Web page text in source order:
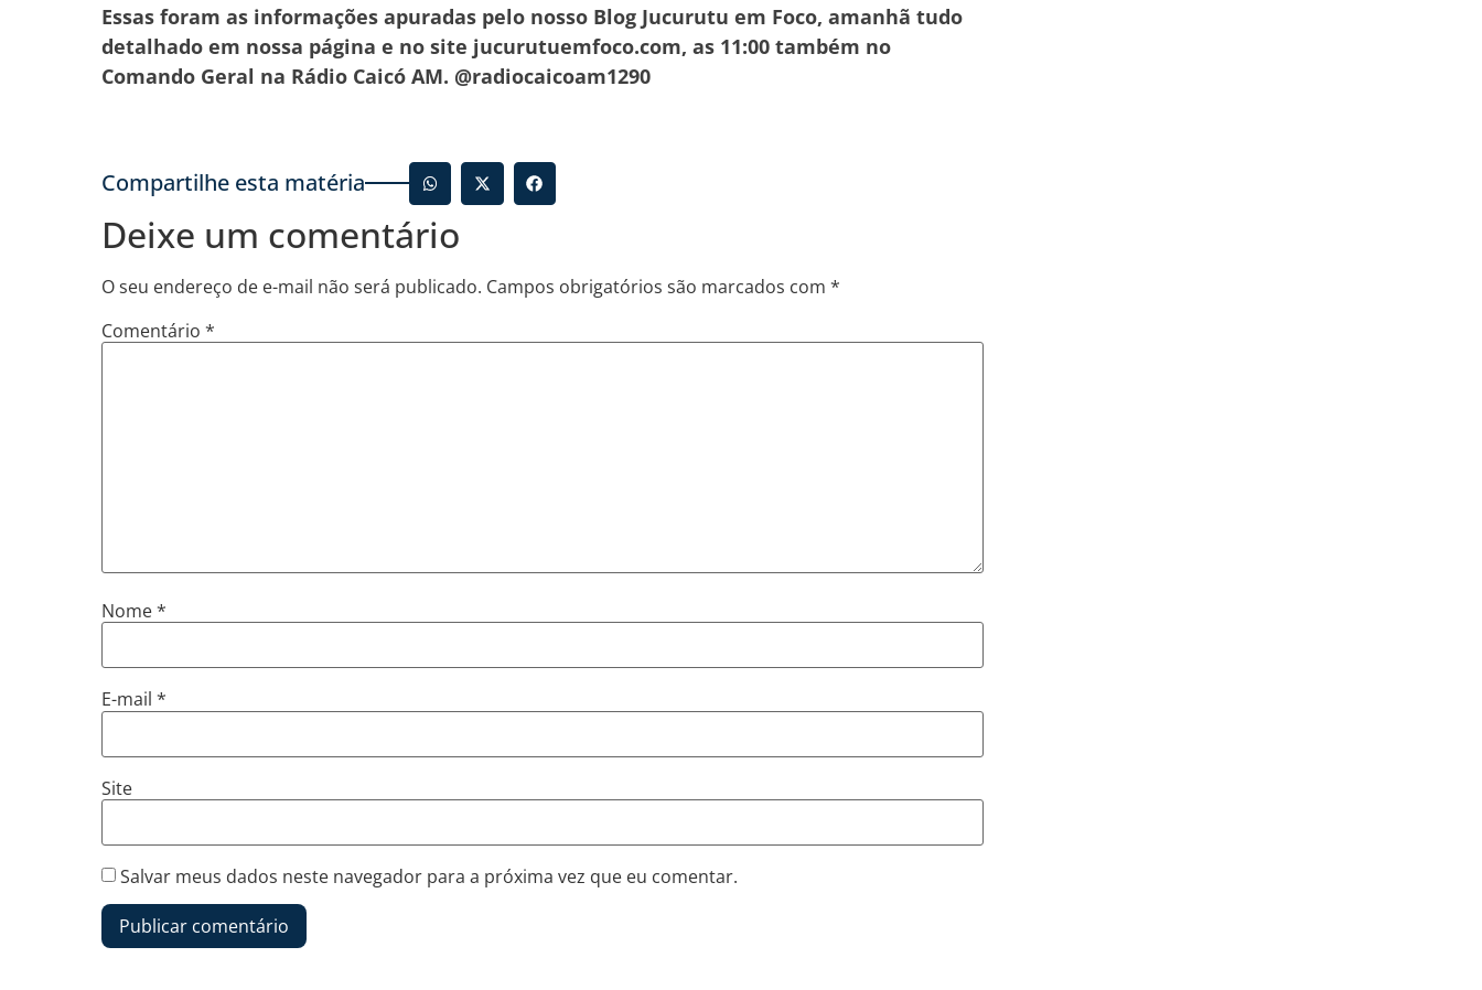
Essas foram as informações apuradas pelo nosso Blog Jucurutu em Foco, amanhã tudo
detalhado em nossa página e no site jucurutuemfoco.com, as 11:00 também no
Comando Geral na Rádio Caicó AM. @radiocaicoam1290
Compartilhe esta matéria
Deixe um comentário
O seu endereço de e-mail não será publicado. Campos obrigatórios são marcados com *
Comentário *
Nome*
E-mail *
Site
Salvar meus dados neste navegador para a próxima vez que eu comentar.